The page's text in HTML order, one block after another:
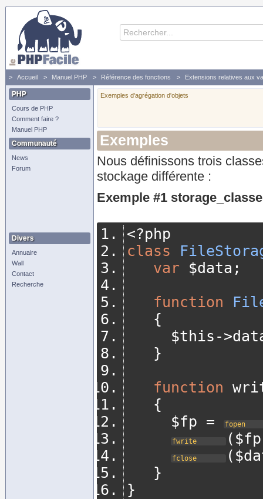
Accueil Manuel PHP Référence des fonctions Extensions relatives aux
PHP
Cours de PHP
Comment faire ?
Manuel PHP
Communauté
News
Forum
Divers
Annuaire
Wall
Contact
Recherche
Exemples d'agrégation d'objets
Exemples
Nous définissons trois
stockage différente :
Exemple #1
<?php
class
var $data ;
function
{
	   $this
->
}
function
{
	   $fp
= fopen
fwrite ( $fp
fclose (
}
}